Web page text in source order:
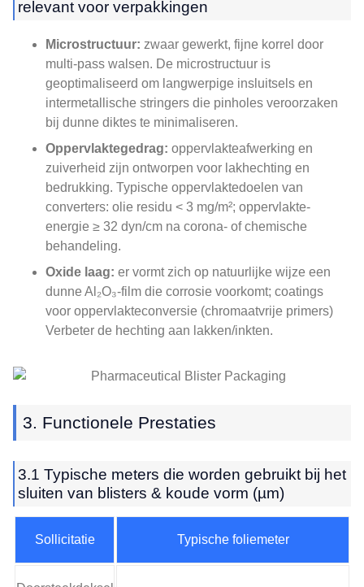
relevant voor verpakkingen
Microstructuur: zwaar gewerkt, fijne korrel door
multi-pass walsen. De microstructuur is
geoptimaliseerd om langwerpige insluitsels en
intermetallische stringers die pinholes veroorzaken
bij dunne diktes te minimaliseren.
Oppervlaktegedrag: oppervlakteafwerking en
zuiverheid zijn ontworpen voor lakhechting en
bedrukking. Typische oppervlaktedoelen van
converters: olie residu < 3 mg/m²; oppervlakte-
energie ≥ 32 dyn/cm na corona- of chemische
behandeling.
Oxide laag: er vormt zich op natuurlijke wijze een
dunne Al₂O₃-film die corrosie voorkomt; coatings
voor oppervlakteconversie (chromaatvrije primers)
Verbeter de hechting aan lakken/inkten.
3. Functionele Prestaties
3.1 Typische meters die worden gebruikt bij het
sluiten van blisters & koude vorm (µm)
Sollicitatie Typische foliemeter